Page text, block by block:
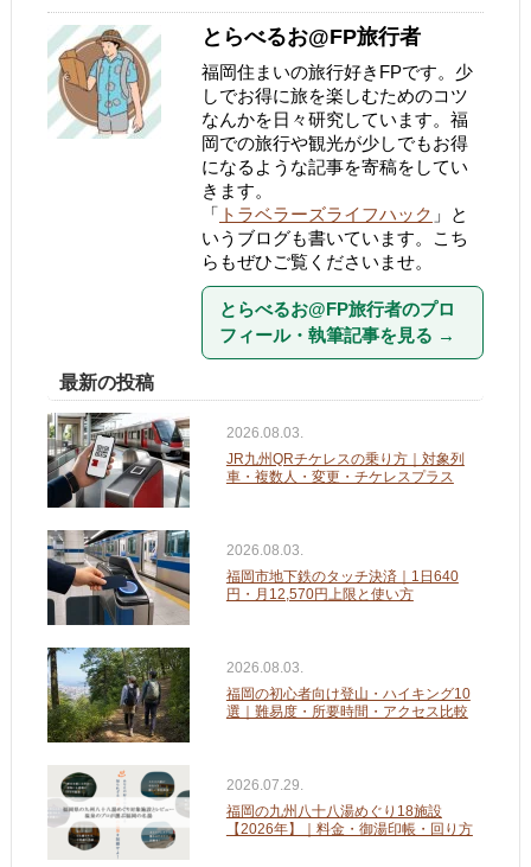
とらべるお@FP旅行者
福岡住まいの旅行好きFPです。少
しでお得に旅を楽しむためのコツ
なんかを日々研究しています。福
岡での旅行や観光が少しでもお得
になるような記事を寄稿をしてい
きます。
「 トラベラーズライフハック 」と
いうブログも書いています。こち
らもぜひご覧くださいませ。
とらべるお@FP旅行者のプロ
フィール・執筆記事を見る →
最新の投稿
2026.08.03.
JR九州QRチケレスの乗り方｜対象列
車・複数人・変更・チケレスプラス
2026.08.03.
福岡市地下鉄のタッチ決済｜1日640
円・月12,570円上限と使い方
2026.08.03.
福岡の初心者向け登山・ハイキング10
選｜難易度・所要時間・アクセス比較
2026.07.29.
福岡の九州八十八湯めぐり18施設
【2026年】｜料金・御湯印帳・回り方